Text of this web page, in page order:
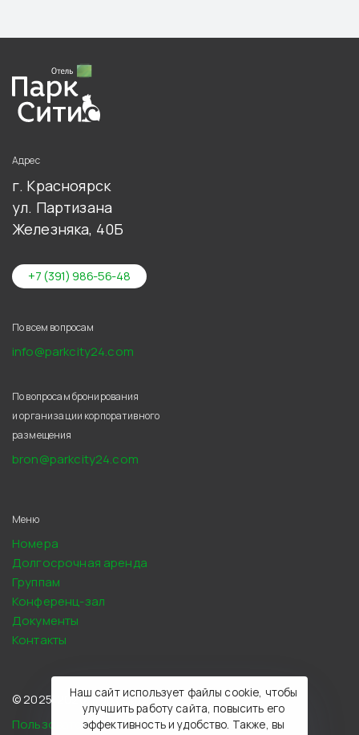
Адрес
г. Красноярск
ул. Партизана
Железняка, 40Б
+7 (391) 986-56-48
По всем вопросам
info@parkcity24.com
По вопросам бронирования
и организации корпоративного
размещения
bron@parkcity24.com
Меню
Номера
Долгосрочная аренда
Группам
Конференц-зал
Документы
Контакты
© 2025-2026, Парк Сити
Пользовательское соглашение
Наш сайт использует файлы cookie, чтобы
улучшить работу сайта, повысить его
эффективность и удобство. Также, вы